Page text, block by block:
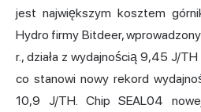
jest największym kosztem
Hydro firmy Bitdeer,
r., działa z wydajnością 9,45 J/
co stanowi nowy rekord
10,9 J/TH. Chip SEAL04